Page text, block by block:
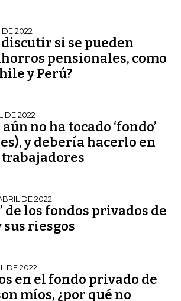
DE 2022
discutir si se pueden
pensionales, como
y Perú?
DE 2022
no ha tocado ‘fondo’
y debería hacerlo en
DE 2022
de los fondos privados de
riesgos
DE 2022
en el fondo privado de
míos, ¿por qué no